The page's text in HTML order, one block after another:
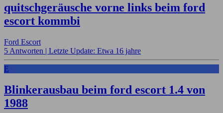
quitschgeräusche vorne links beim ford
escort kommbi
Ford Escort
5 Antworten | Letzte Update: Etwa 16 jahre
E
Blinkerausbau beim ford escort 1.4 von
1988